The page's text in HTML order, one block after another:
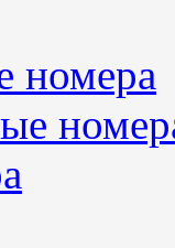
номера